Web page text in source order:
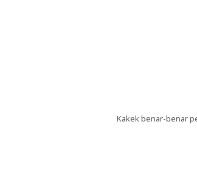
Kakek benar-benar